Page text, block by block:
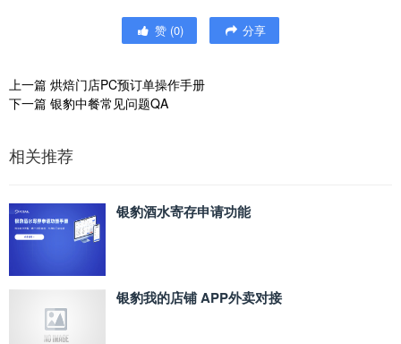
赞 (0) 分享
上一篇 烘焙门店PC预订单操作手册
下一篇 银豹中餐常见问题QA
相关推荐
银豹酒水寄存申请功能
银豹我的店铺 APP外卖对接